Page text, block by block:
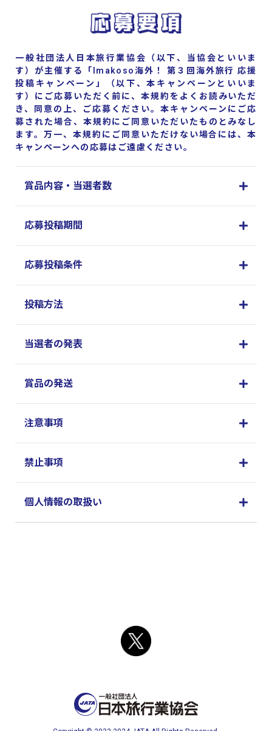
一般社団法人日本旅行業協会（以下、当協会といいま
す）が主催する「Imakoso海外！ 第３回海外旅行 応援
投稿キャンペーン」（以下、本キャンペーンといいま
す）にご応募いただく前に、本規約をよくお読みいただ
き、同意の上、ご応募ください。本キャンペーンにご応
募された場合、本規約にご同意いただいたものとみなし
ます。万一、本規約にご同意いただけない場合には、本
キャンペーンへの応募はご遠慮ください。
賞品内容・当選者数
応募投稿期間
応募投稿条件
投稿方法
当選者の発表
賞品の発送
注意事項
禁止事項
個人情報の取扱い